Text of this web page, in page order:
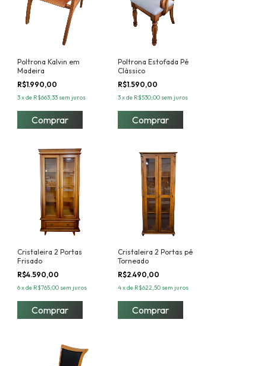
Poltrona Kalvin em
Madeira
R$1.990,00
3xde R$663,33 sem juros
Poltrona Estofada Pé
Clássico
R$1.590,00
3xde R$530,00 sem juros
Cristaleira 2 Portas
Frisado
R$4.590,00
6xde R$765,00 sem juros
Cristaleira 2 Portas pé
Torneado
R$2.490,00
4xde R$622,50 sem juros
Comprar